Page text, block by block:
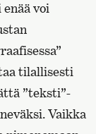
voi
tilallisesti
”teksti”-
Vaikka